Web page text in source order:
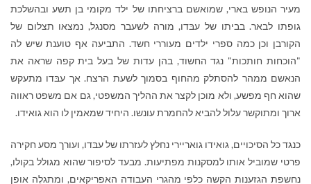
מעיר הנופש בארי, שמואשם ברציחתו של ילד מקומי בן תשע ובהשלכת
גופתו לבאר. בביתו של עבּדו, מורה לשעבר מסנגל, נמצאו תצלום של
הקורבן וכן כמה ספרי ילדים מעוררי חשד. התביעה אף טוענת שיש לה
"הוכחות חותכות" נגד החשוד, בהן עדות של בעל בית קפה שראה את
הנאשם ממהר להסתלק מהחוף בסמוך לשעת הרצח. אך עבּדו מתעקש
שהוא חף מפשע, ולא מוכן לקצר את ההליך המשפטי, גם אם משפט ראווה
ארוך ומתוקשר עלול להביא להחמרת עונשו. היחיד שמאמין לו הוא גואידו.
כנגד כל הסיכויים, גואידו גואריירי נחלץ לעזרתו של עבּדו, ועורך מסע חקירה
פרטי שמוביל אותו למסקנות מפתיעות. מבעד לסיפור שהוא מגולל בקולו,
נחשפת הגזענות הקשה כלפי מהגרי העבודה האפריקאים, ומתגלֶה אופן